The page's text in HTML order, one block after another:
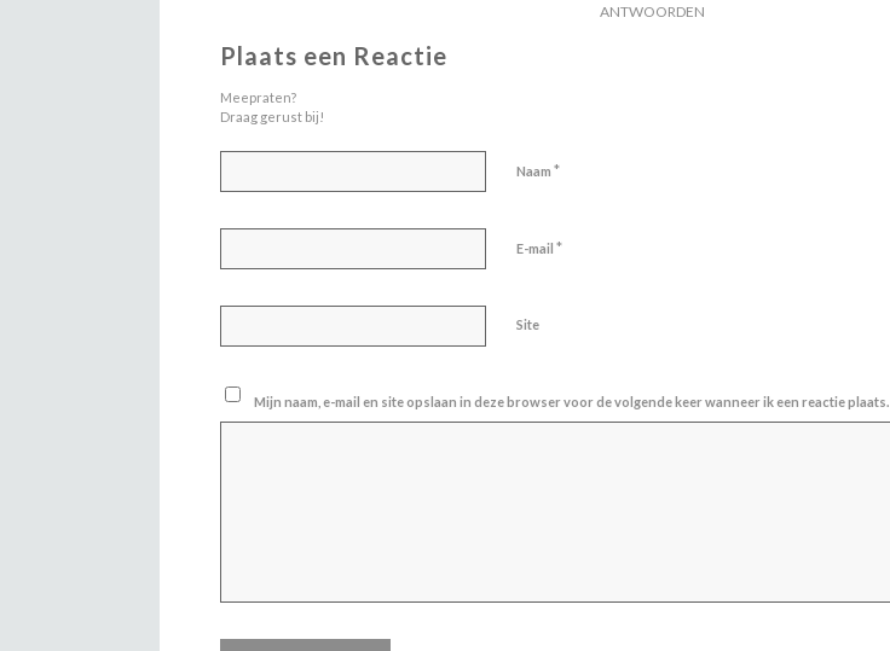
ANTWOORDEN
Plaats een Reactie
Meepraten?
Draag gerust bij!
Naam *
E-mail *
Site
Mijn naam, e-mail en site opslaan in deze browser voor de volgende keer wanneer ik een reactie plaats.